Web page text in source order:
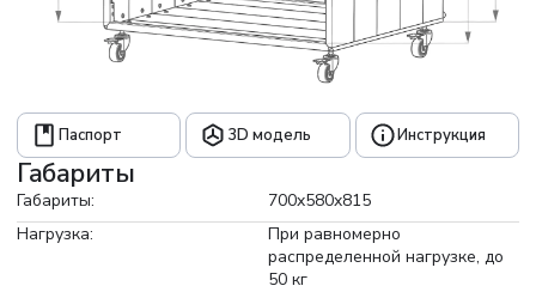
Паспорт 3D модель Инструкция
Габариты
Габариты:
700x580x815
Нагрузка:
При равномерно
распределенной нагрузке, до
50 кг